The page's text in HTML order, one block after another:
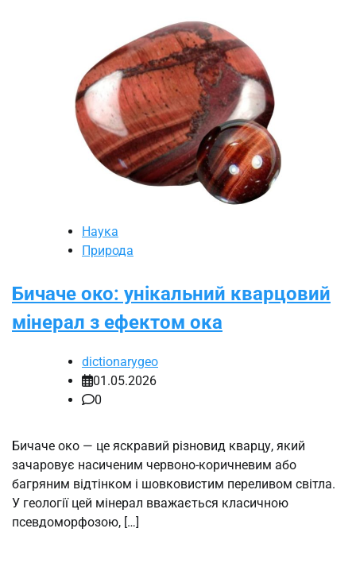
Наука
Природа
Бичаче око: унікальний кварцовий
мінерал з ефектом ока
dictionarygeo
01.05.2026
0
Бичаче око — це яскравий різновид кварцу, який
зачаровує насиченим червоно-коричневим або
багряним відтінком і шовковистим переливом світла.
У геології цей мінерал вважається класичною
псевдоморфозою, […]